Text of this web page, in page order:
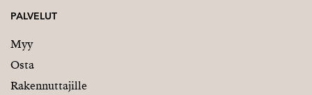
PALVELUT
Myy
Osta
Rakennuttajille